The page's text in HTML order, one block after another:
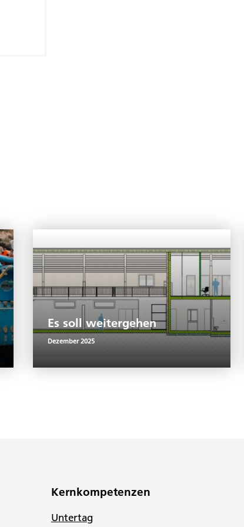
Es soll weitergehen
Dezember 2025
Kernkompetenzen
Untertag